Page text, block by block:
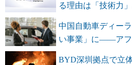
る理由は「技術力
中国自動車ディー
い事業」に――アフ
BYD深圳拠点で立